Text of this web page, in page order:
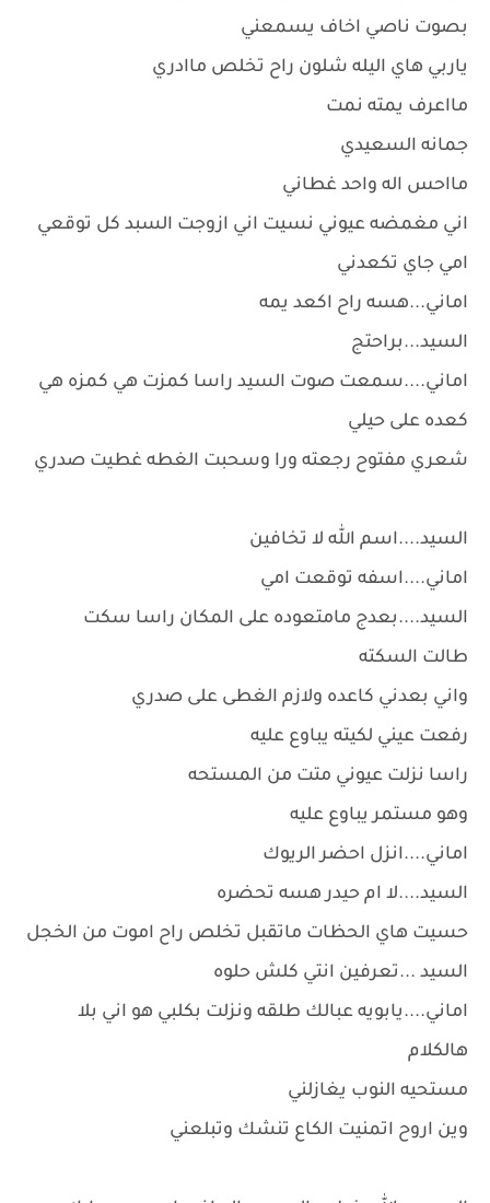
بصوت ناصي اخاف يسمعني
ياربي هاي اليله شلون راح تخلص ماادري
مااعرف يمته نمت
جمانه السعيدي
مااحس اله واحد غطاني
اني مغمضه عيوني نسيت اني ازوجت السبد كل توقعي
امي جاي تكعدني
اماني...هسه راح اكعد يمه
السيد...براحتج
اماني....سمعت صوت السيد راسا كمزت هي كمزه هي
كعده على حيلي
شعري مفتوح رجعته ورا وسحبت الغطه غطيت صدري
السيد....اسم الله لا تخافين
اماني....اسفه توقعت امي
السيد....بعدج مامتعوده على المكان راسا سكت
طالت السكته
واني بعدني كاعده ولازم الغطى على صدري
رفعت عيني لكيته يباوع عليه
راسا نزلت عيوني متت من المستحه
وهو مستمر يباوع عليه
اماني....انزل احضر الريوك
السيد....لا ام حيدر هسه تحضره
حسيت هاي الحظات ماتقبل تخلص راح اموت من الخجل
السيد ...تعرفين انتي كلش حلوه
اماني....يابويه عبالك طلقه ونزلت بكلبي هو اني بلا
هالكلام
مستحيه النوب يغازلني
وين اروح اتمنيت الكاع تنشك وتبلعني